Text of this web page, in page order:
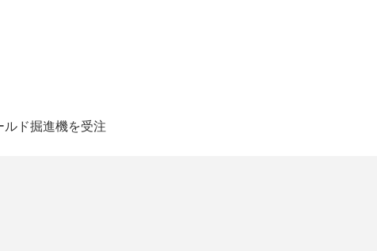
ド掘進機を受注